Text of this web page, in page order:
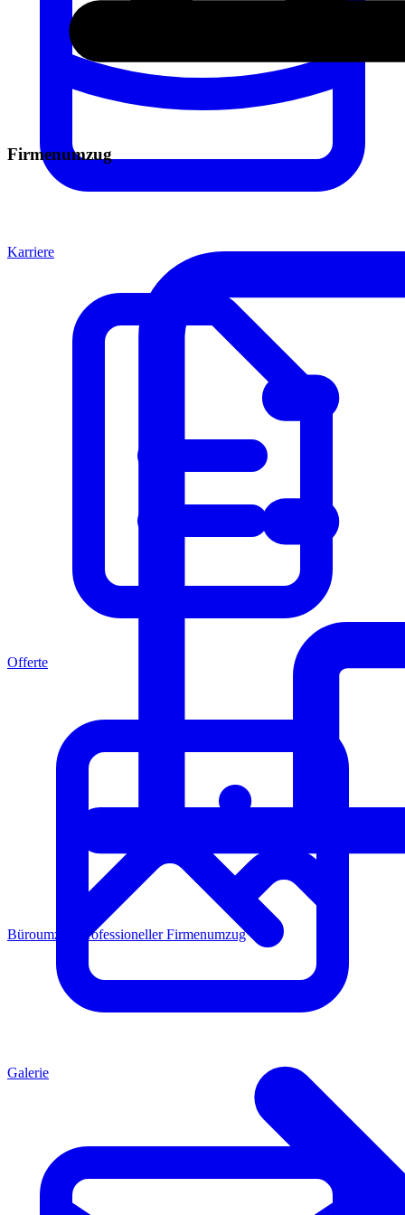
Firmenumzug
Büroumzug Professioneller Firmenumzug
Karriere
Offerte
Galerie